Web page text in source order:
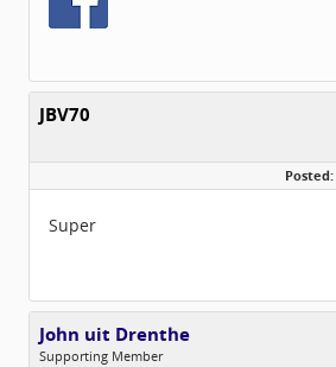
JBV70
Posted:
Super
John uit Drenthe
Supporting Member